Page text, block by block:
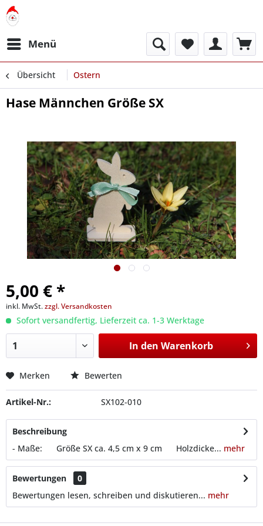
Menü
Übersicht Ostern
Hase Männchen Größe SX
5,00 € *
inkl. MwSt.zzgl. Versandkosten
Sofort versandfertig, Lieferzeit ca. 1-3 Werktage
In den Warenkorb
Merken Bewerten
Artikel-Nr.: SX102-010
Beschreibung
- Maße: Größe SX ca. 4,5 cm x 9 cm Holzdicke... mehr
Bewertungen
0
Bewertungen lesen, schreiben und diskutieren... mehr